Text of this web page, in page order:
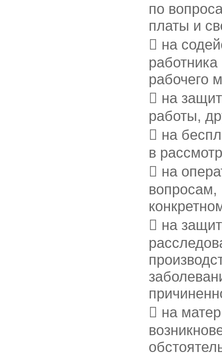
по
платы и
 на
рабочего
 на
работы,
 на
в
 на
вопросам,
 на
 на